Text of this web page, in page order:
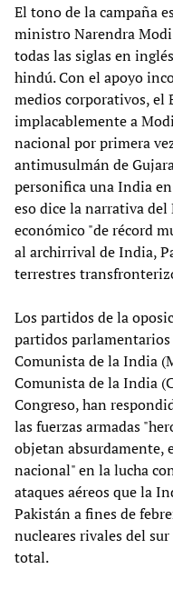
El tono de la campaña
ministro Narendra Modi
todas las siglas en
hindú. Con el apoyo
medios corporativos, el
implacablemente a
nacional por primera
antimusulmán de
personifica una India en
eso dice la narrativa del
económico "de récord
al archirrival de India,
terrestres
Los partidos de la
partidos
Comunista de la India
Comunista de la India
Congreso, han
las fuerzas armadas
objetan absurdamente,
nacional" en la lucha
ataques aéreos que la
Pakistán a fines de
nucleares rivales del
total.